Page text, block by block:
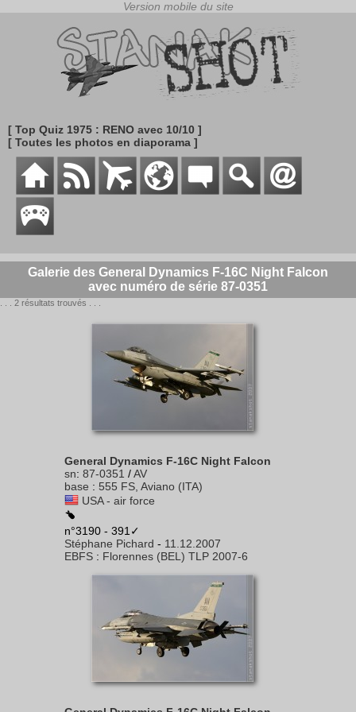
[ Top Quiz 1975 : RENO avec 10/10 ]
[ Toutes les photos en diaporama ]
Galerie des General Dynamics F-16C Night Falcon
avec numéro de série 87-0351
. . . 2 résultats trouvés . . .
General Dynamics F-16C Night Falcon
sn: 87-0351 /AV
base : 555 FS, Aviano (ITA)
USA - air force
n°3190 - 391✓
Stéphane Pichard - 11.12.2007
EBFS : Florennes (BEL) TLP 2007-6